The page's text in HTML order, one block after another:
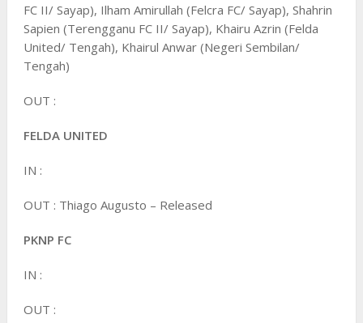
FC II/ Sayap), Ilham Amirullah (Felcra FC/ Sayap), Shahrin
Sapien (Terengganu FC II/ Sayap), Khairu Azrin (Felda
United/ Tengah), Khairul Anwar (Negeri Sembilan/
Tengah)
OUT :
FELDA UNITED
IN :
OUT : Thiago Augusto – Released
PKNP FC
IN :
OUT :